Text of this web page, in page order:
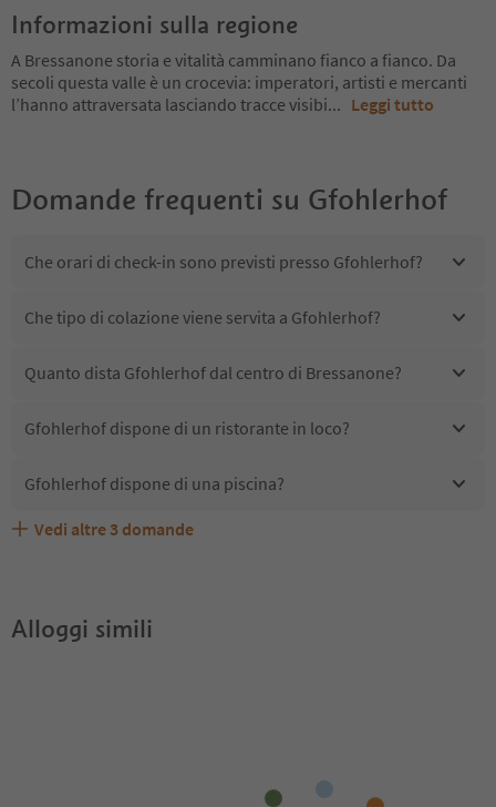
Informazioni sulla regione
A Bressanone storia e vitalità camminano fianco a fianco. Da
secoli questa valle è un crocevia: imperatori, artisti e mercanti
l’hanno attraversata lasciando tracce visibi... Leggi tutto
Domande frequenti su Gfohlerhof
Che orari di check-in sono previsti presso Gfohlerhof?
Che tipo di colazione viene servita a Gfohlerhof?
Quanto dista Gfohlerhof dal centro di Bressanone?
Gfohlerhof dispone di un ristorante in loco?
Gfohlerhof dispone di una piscina?
Gfohlerhof accetta animali domestici?
Quali servizi/attività sono disponibili presso Gfohlerhof?
Gli ospiti di Gfohlerhof ricevono l'Alto Adige Guest Pass?
Vedi altre 3 domande
Alloggi simili